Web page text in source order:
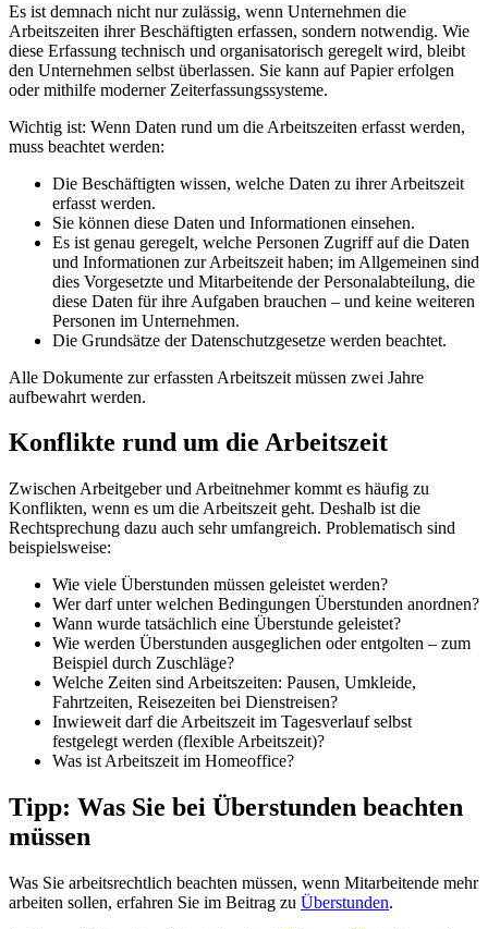
Es ist demnach nicht nur zulässig, wenn Unternehmen die
Arbeitszeiten ihrer Beschäftigten erfassen, sondern notwendig. Wie
diese Erfassung technisch und organisatorisch geregelt wird, bleibt
den Unternehmen selbst überlassen. Sie kann auf Papier erfolgen
oder mithilfe moderner Zeiterfassungssysteme.
Wichtig ist: Wenn Daten rund um die Arbeitszeiten erfasst werden,
muss beachtet werden:
Die Beschäftigten wissen, welche Daten zu ihrer Arbeitszeit
erfasst werden.
Sie können diese Daten und Informationen einsehen.
Es ist genau geregelt, welche Personen Zugriff auf die Daten
und Informationen zur Arbeitszeit haben; im Allgemeinen sind
dies Vorgesetzte und Mitarbeitende der Personalabteilung, die
diese Daten für ihre Aufgaben brauchen – und keine weiteren
Personen im Unternehmen.
Die Grundsätze der Datenschutzgesetze werden beachtet.
Alle Dokumente zur erfassten Arbeitszeit müssen zwei Jahre
aufbewahrt werden.
Konflikte rund um die Arbeitszeit
Zwischen Arbeitgeber und Arbeitnehmer kommt es häufig zu
Konflikten, wenn es um die Arbeitszeit geht. Deshalb ist die
Rechtsprechung dazu auch sehr umfangreich. Problematisch sind
beispielsweise:
Wie viele Überstunden müssen geleistet werden?
Wer darf unter welchen Bedingungen Überstunden anordnen?
Wann wurde tatsächlich eine Überstunde geleistet?
Wie werden Überstunden ausgeglichen oder entgolten – zum
Beispiel durch Zuschläge?
Welche Zeiten sind Arbeitszeiten: Pausen, Umkleide,
Fahrtzeiten, Reisezeiten bei Dienstreisen?
Inwieweit darf die Arbeitszeit im Tagesverlauf selbst
festgelegt werden (flexible Arbeitszeit)?
Was ist Arbeitszeit im Homeoffice?
Tipp: Was Sie bei Überstunden beachten
müssen
Was Sie arbeitsrechtlich beachten müssen, wenn Mitarbeitende mehr
arbeiten sollen, erfahren Sie im Beitrag zu Überstunden.